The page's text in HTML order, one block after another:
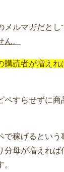
メルマガだとし
。
購読者が増えれ
ペすらせずに商
で稼げるとい
分母が増えれば